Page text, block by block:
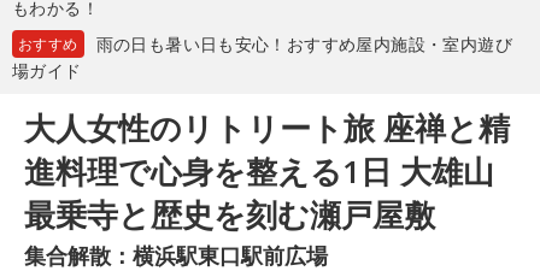
もわかる！
おすすめ
雨の日も暑い日も安心！おすすめ屋内施設・室内遊び
場ガイド
大人女性のリトリート旅 座禅と精
進料理で心身を整える1日 大雄山
最乗寺と歴史を刻む瀬戸屋敷
集合解散：横浜駅東口駅前広場